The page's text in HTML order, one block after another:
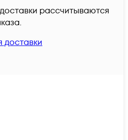
рассчитываются
доставки